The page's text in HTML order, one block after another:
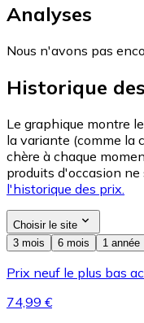
Analyses
Nous n'avons pas
Historique
Le graphique montre
la variante (comme la
chère à chaque
produits d'occasion ne
l'historique des prix.
Choisir le site
3 mois
6 mois 1 année
Prix neuf le plus bas
74,99 €